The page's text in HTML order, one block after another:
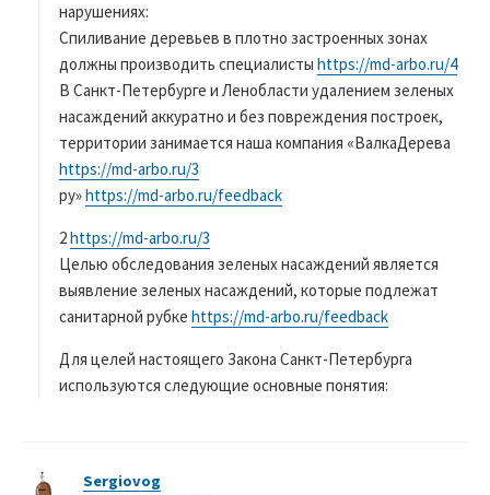
нарушениях:
Спиливание деревьев в плотно застроенных зонах
должны производить специалисты https://md-arbo.ru/4
В Санкт-Петербурге и Ленобласти удалением зеленых
насаждений аккуратно и без повреждения построек,
территории занимается наша компания «ВалкаДерева
https://md-arbo.ru/3
ру»https://md-arbo.ru/feedback
2https://md-arbo.ru/3
Целью обследования зеленых насаждений является
выявление зеленых насаждений, которые подлежат
санитарной рубке https://md-arbo.ru/feedback
Для целей настоящего Закона Санкт-Петербурга
используются следующие основные понятия:
Sergiovog